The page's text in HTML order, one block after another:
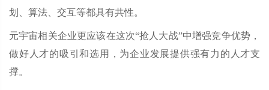
划、算法、交互等都具有共性。
元宇宙相关企业更应该在这次“抢人大战”中增强竞争优势，
做好人才的吸引和选用，为企业发展提供强有力的人才支
撑。